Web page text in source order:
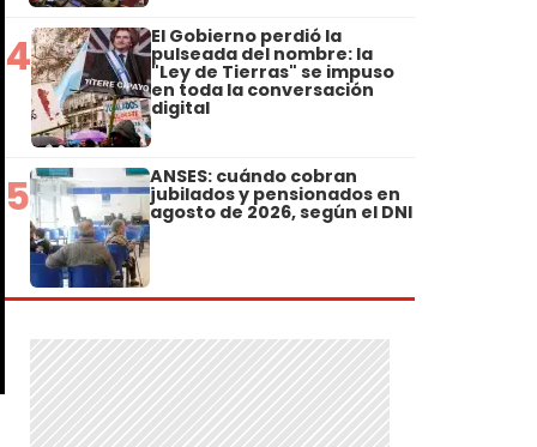
4 El Gobierno perdió la
pulseada del nombre: la
"Ley de Tierras" se impuso
en toda la conversación
digital
5 ANSES: cuándo cobran
jubilados y pensionados en
agosto de 2026, según el DNI